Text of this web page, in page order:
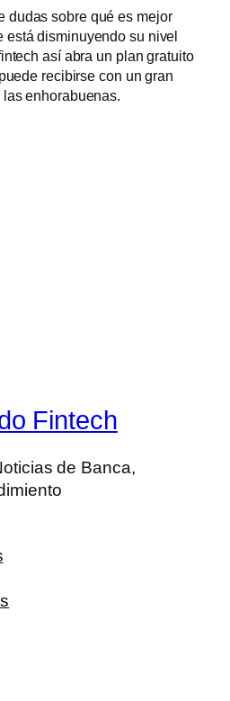
dudas sobre qué es mejor
está disminuyendo su nivel
así abra un plan gratuito
recibirse con un gran
enhorabuenas.
Fintech
de Banca,